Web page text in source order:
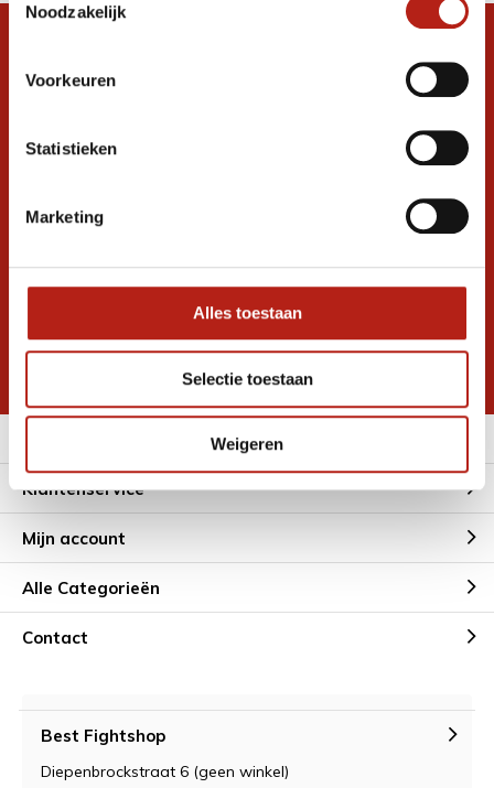
Noodzakelijk
Voorkeuren
Statistieken
Marketing
Alles toestaan
Selectie toestaan
Weigeren
Stel je vraag in de chat, en we helpen je
Volg ons
promoties
korting
* Lees hier de wettelijke beperkingen
Klantenservice
Mijn account
Alle Categorieën
Contact
Best Fightshop
Diepenbrockstraat 6 (geen winkel)